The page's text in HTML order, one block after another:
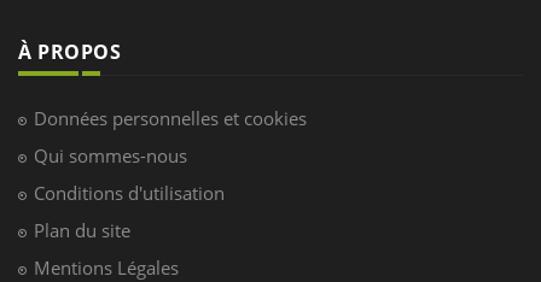
À PROPOS
Données personnelles et cookies
Qui sommes-nous
Conditions d'utilisation
Plan du site
Mentions Légales